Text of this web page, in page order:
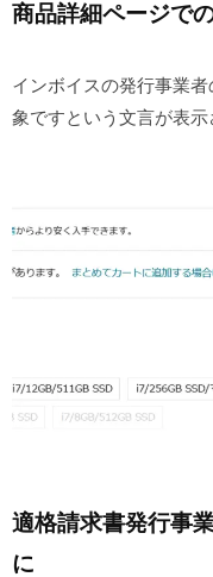
商品詳細ページで
インボイスの発行事業
象ですという文言が表示
適格請求書発行事
に